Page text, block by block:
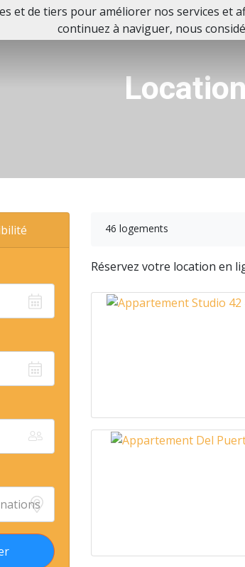
46 logements
Réservez votre location en
et de tiers pour améliorer nos services et
continuez à naviguer, nous